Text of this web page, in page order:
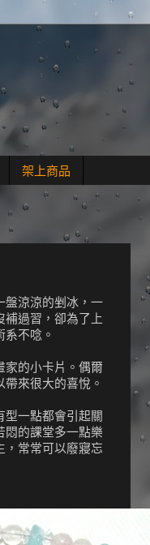
架上商品
盤涼涼的剉冰，一
補過習，卻為了上
不唸。
家的小卡片。偶爾
來很大的喜悅。
型一點都會引起關
悶的課堂多一點樂
，常常可以廢寢忘